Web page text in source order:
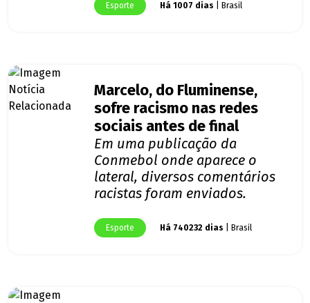
Esporte Há 1007 dias | Brasil
Marcelo, do Fluminense,
sofre racismo nas redes
sociais antes de final
Em uma publicação da
Conmebol onde aparece o
lateral, diversos comentários
racistas foram enviados.
Esporte Há 740232 dias | Brasil